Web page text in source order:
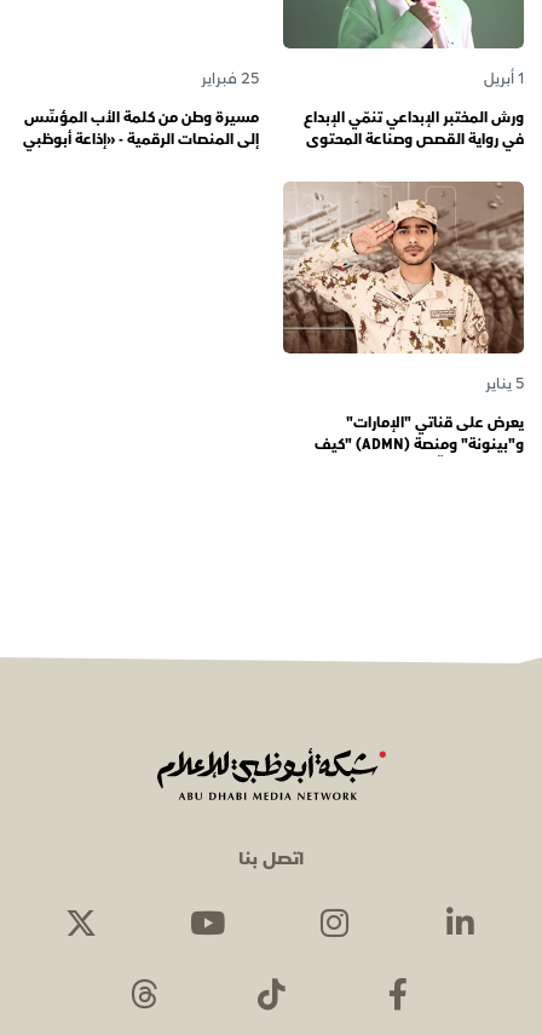
1 أبريل
ورش المختبر الإبداعي تنمّي الإبداع
في رواية القصص وصناعة المحتوى
الصغار
25 فبراير
مسيرة وطن من كلمة الأب المؤسِّس
إلى المنصات الرقمية - «إذاعة أبوظبي
5 يناير
يعرض على قناتي "الإمارات"
و"بينونة" ومنصة (ADMN) "كيف
اتصل بنا